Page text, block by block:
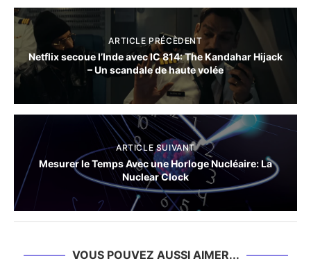
ARTICLE PRÉCÈDENT
Netflix secoue l’Inde avec IC 814: The Kandahar Hijack
– Un scandale de haute volée
ARTICLE SUIVANT
Mesurer le Temps Avec une Horloge Nucléaire: La
Nuclear Clock
VOUS POUVEZ AUSSI AIMER...